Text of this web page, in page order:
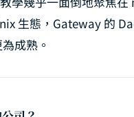
22
生態，Gateway 的
成熟。